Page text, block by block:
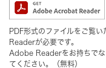
PDF形式のファイルをご覧
Readerが必要です。
Adobe Readerをお持ちでな
てください。（無料）